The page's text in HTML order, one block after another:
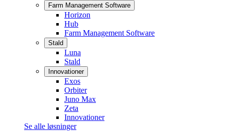
Farm Management Software
Horizon
Hub
Farm Management Software
Stald
Luna
Stald
Innovationer
Exos
Orbiter
Juno Max
Zeta
Innovationer
Se alle løsninger